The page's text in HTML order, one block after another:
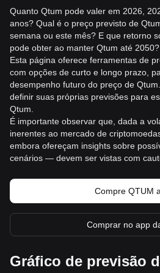
Quanto Qtum pode valer em 2026,
anos? Qual é o preço previsto de
semana ou este mês? E que retorno
pode obter ao manter Qtum até 2050?
Esta página oferece ferramentas de
com opções de curto e longo prazo,
desempenho futuro do preço de
definir suas próprias previsões para
Qtum.
É importante observar que, dada a
inerentes ao mercado de
embora ofereçam insights sobre
cenários — devem ser vistas com
Compre QTUM
Comprar no app
Gráfico de previsão